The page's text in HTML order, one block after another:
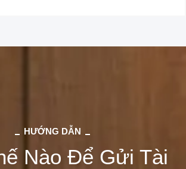
HƯỚNG DẪN
Nào Để Gửi Tài